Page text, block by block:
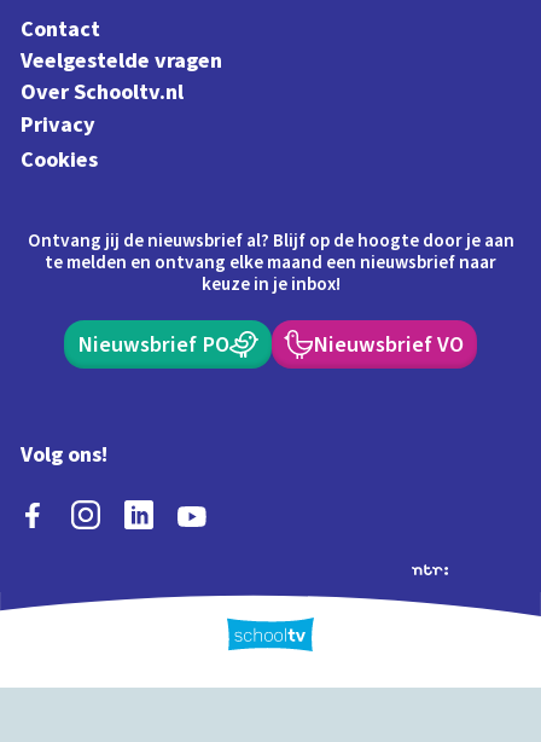
Contact
Veelgestelde vragen
Over Schooltv.nl
Privacy
Cookies
Ontvang jij de nieuwsbrief al? Blijf op de hoogte door je aan
te melden en ontvang elke maand een nieuwsbrief naar
keuze in je inbox!
Nieuwsbrief PO Nieuwsbrief VO
Volg ons!